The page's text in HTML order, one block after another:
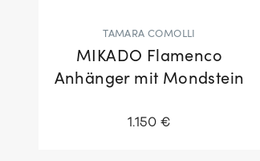
TAMARA COMOLLI
MIKADO Flamenco
Anhänger mit Mondstein
1.150 €